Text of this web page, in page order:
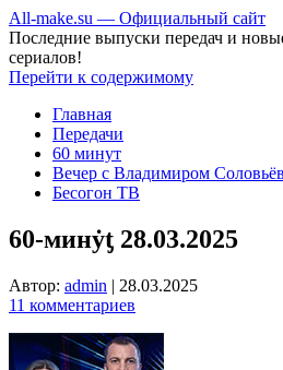
All-make.su — Официальный сайт
Последние выпуски передач и
сериалов!
Перейти к содержимому
Главная
Передачи
60 минут
Вечер с Владимиром
Бесогон ТВ
60-минẏƫ 28.03.2025
Автор: admin | 28.03.2025
11 комментариев